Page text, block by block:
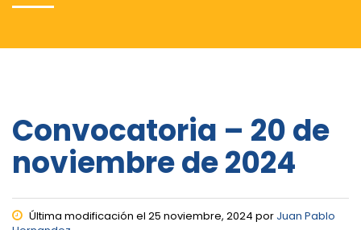
Convocatoria – 20 de
noviembre de 2024
Última modificación el 25 noviembre, 2024 por Juan Pablo